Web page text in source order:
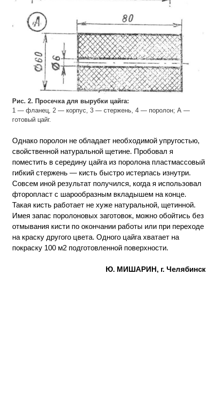
Рис. 2. Просечка для вырубки цайга:
1 — фланец, 2 — корпус, 3 — стержень, 4 — поролон; А —
готовый цайг.
Однако поролон не обладает необходимой упругостью,
свойственной натуральной щетине. Пробовал я
поместить в середину цайга из поролона пластмассовый
гибкий стержень — кисть быстро истерлась изнутри.
Совсем иной результат получился, когда я использовал
фторопласт с шарообразным вкладышем на конце.
Такая кисть работает не хуже натуральной, щетинной.
Имея запас поролоновых заготовок, можно обойтись без
отмывания кисти по окончании работы или при переходе
на краску другого цвета. Одного цайга хватает на
покраску 100 м2 подготовленной поверхности.
Ю. МИШАРИН, г. Челябинск